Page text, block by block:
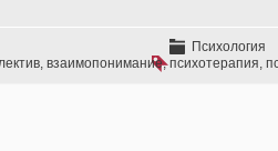
Психология
, взаимопонимание,психотерапия,